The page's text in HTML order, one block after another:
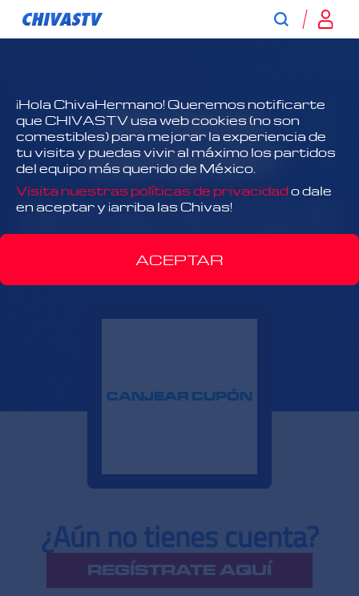
¿No tienes
suscripción?
¡Todo Chivas, todo el tiempo y antes que nadie!
Disfruta el contenido exclusivo y acércate más
que nunca al Rebaño Sagrado.
CANJEAR CUPÓN
¿Aún no tienes cuenta?
REGÍSTRATE AQUÍ
¡Hola ChivaHermano! Queremos notificarte
que CHIVASTV usa web cookies (no son
comestibles) para mejorar la experiencia de
tu visita y puedas vivir al máximo los partidos
del equipo más querido de México.
Visita nuestras políticas de privacidado dale
en aceptar y ¡arriba las Chivas!
ACEPTAR